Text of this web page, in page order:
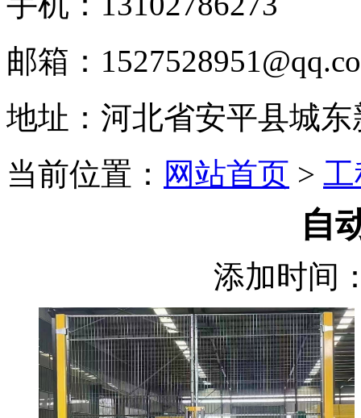
邮箱：
地址：河北省安平县城
当前位置： 网站首页 >
自
添加时间